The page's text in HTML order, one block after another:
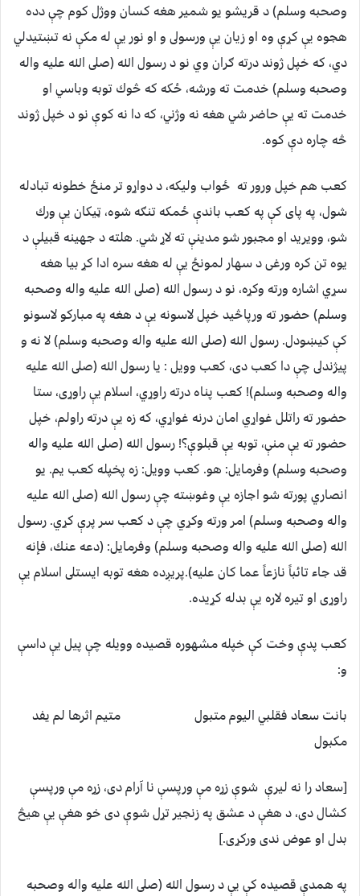
وصحبه وسلم) د قريشو يو شمير هغه كسان ووژل كوم چې دده
هجوه يې كړې وه او زيان يې ورسولى و او نور يې له مكې نه تښتيدلي
دي، كه خپل ژوند درته ګران وي نو د رسول الله (صلى الله عليه واله
وصحبه وسلم) خدمت ته ورشه، ځكه كه څوك توبه وباسي او
خدمت ته يې حاضر شي هغه نه وژني، كه دا نه كوې نو د خپل ژوند
څه چاره دې كوه.
كعب هم خپل ورور ته ځواب وليكه، د دواړو تر منځ خطونه تبادله
شول، په پاى كې په كعب باندې ځمكه تنګه شوه، ټيكان يې ورك
شو، وويريد او مجبور شو مدينې ته لاړ شي. هلته د جهينه قبيلې د
يوه تن كره ورغى د سهار لمونځ يې له هغه سره ادا كړ بيا هغه
سړي اشاره ورته وكړه، نو د رسول الله (صلى الله عليه واله وصحبه
وسلم) حضور ته ورپاڅيد خپل لاسونه يې د هغه په مباركو لاسونو
كې كيښودل. رسول الله (صلى الله عليه واله وصحبه وسلم) لا نه و
پيژندلى چې دا كعب دى، كعب وويل : يا رسول الله (صلى الله عليه
واله وصحبه وسلم)! كعب پناه درته راوړي، اسلام يې راوړى، ستا
حضور ته راتلل غواړي امان درنه غواړي، كه زه يې درته راولم، خپل
حضور ته يې منې، توبه يې قبلوې؟! رسول الله (صلى الله عليه واله
وصحبه وسلم) وفرمايل: هو. كعب وويل: زه پخپله كعب يم. يو
انصاري پورته شو اجازه يې وغوښته چې رسول الله (صلى الله عليه
واله وصحبه وسلم) امر ورته وكړي چې د كعب سر پرې كړي. رسول
الله (صلى الله عليه واله وصحبه وسلم) وفرمايل: ‏(‏دعه عنك، فإنه
قد جاء تائباً نازعاً عما كان عليه‏)‏‏.‏پريږده هغه توبه ايستلى اسلام يې
راوړى او تيره لاره يې بدله كړيده.
كعب پدې وخت كې خپله مشهوره قصيده وويله چې پيل يې داسې
و:
بانت سعاد فقلبي اليوم متبول متيم اثرها لم يفد
مكبول
[سعاد را نه ليرې شوې زړه مې ورپسې نا آرام دى، زړه مې ورپسې
كشال دى، د هغې د عشق په زنجير تړل شوې دى خو هغې يې هيڅ
بدل او عوض ندى وركړى.]
په همدې قصيده كې يې د رسول الله (صلى الله عليه واله وصحبه